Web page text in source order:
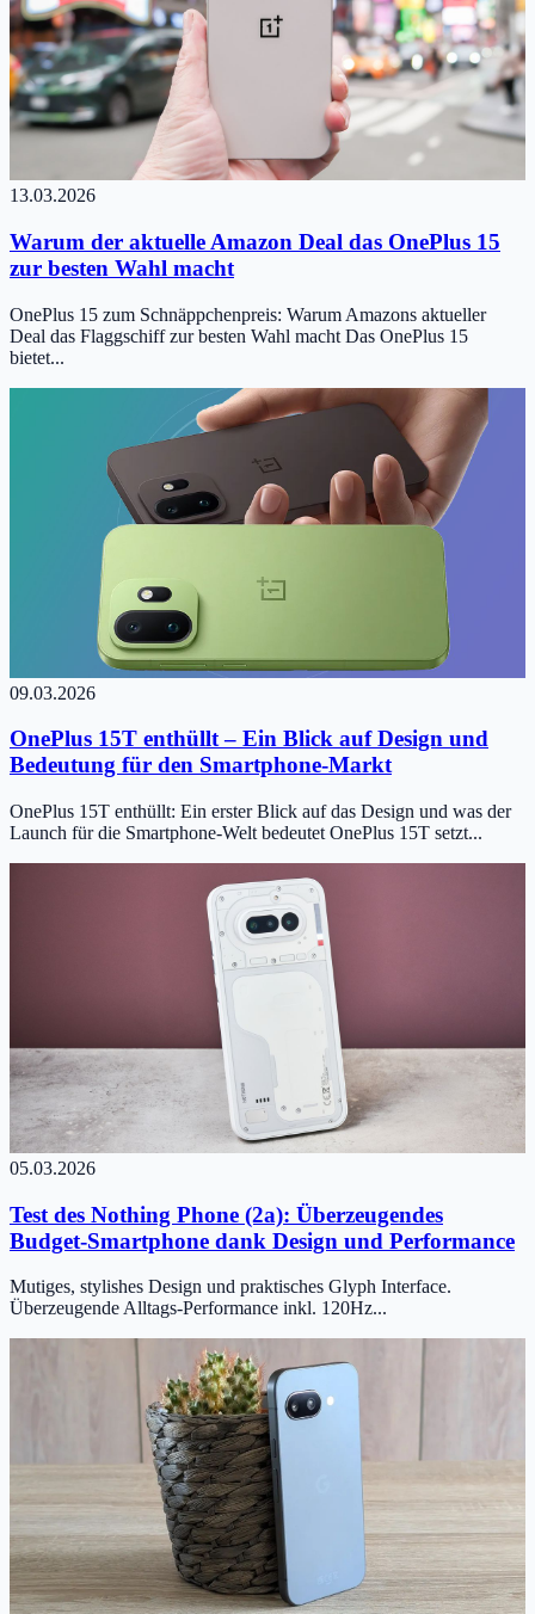
13.03.2026
Warum der aktuelle Amazon Deal das OnePlus 15
zur besten Wahl macht
OnePlus 15 zum Schnäppchenpreis: Warum Amazons aktueller
Deal das Flaggschiff zur besten Wahl macht Das OnePlus 15
bietet...
09.03.2026
OnePlus 15T enthüllt – Ein Blick auf Design und
Bedeutung für den Smartphone-Markt
OnePlus 15T enthüllt: Ein erster Blick auf das Design und was der
Launch für die Smartphone-Welt bedeutet OnePlus 15T setzt...
05.03.2026
Test des Nothing Phone (2a): Überzeugendes
Budget-Smartphone dank Design und Performance
Mutiges, stylishes Design und praktisches Glyph Interface.
Überzeugende Alltags-Performance inkl. 120Hz...